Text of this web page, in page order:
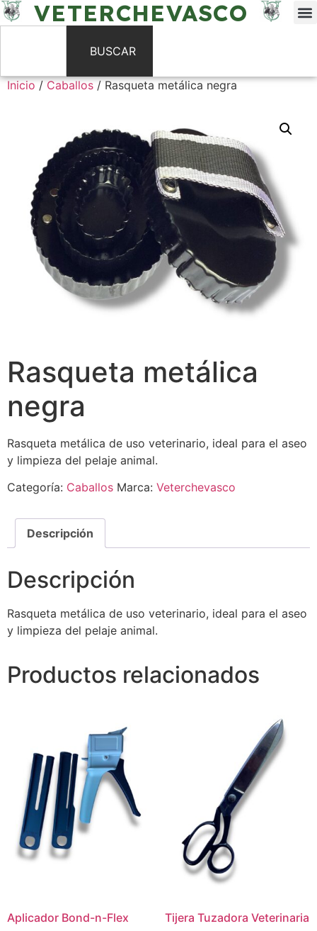
VETERCHEVASCO
BUSCAR
Inicio/Caballos/ Rasqueta metálica negra
Rasqueta metálica
negra
Rasqueta metálica de uso veterinario, ideal para el aseo
y limpieza del pelaje animal.
Categoría: Caballos Marca: Veterchevasco
Descripción
Descripción
Rasqueta metálica de uso veterinario, ideal para el aseo
y limpieza del pelaje animal.
Productos relacionados
Aplicador Bond-n-Flex Tijera Tuzadora Veterinaria